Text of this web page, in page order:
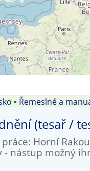
▪ Řemeslné a
(tesař /
Horní
- nástup možný